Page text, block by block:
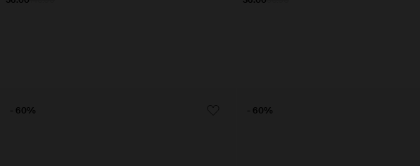
- 60% - 60%